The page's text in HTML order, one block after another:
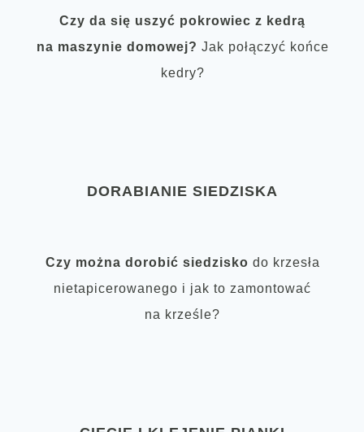
Czy da się uszyć pokrowiec z kedrą
na maszynie domowej? Jak połączyć końce
kedry?
DORABIANIE SIEDZISKA
Czy można dorobić siedzisko do krzesła
nietapicerowanego i jak to zamontować
na krześle?